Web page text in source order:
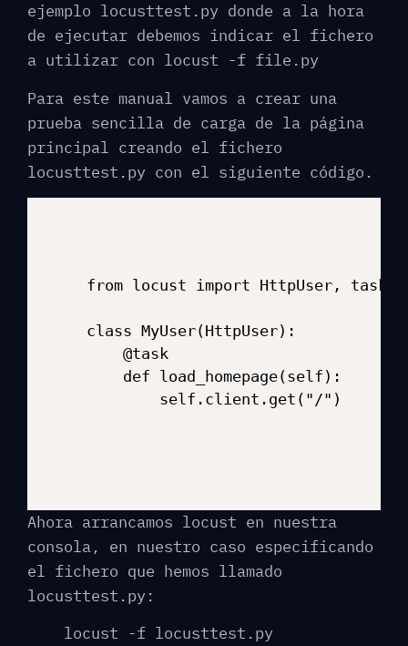
ejemplo locusttest.py donde a la hora
de ejecutar debemos indicar el fichero
a utilizar con locust -f file.py
Para este manual vamos a crear una
prueba sencilla de carga de la página
principal creando el fichero
locusttest.py con el siguiente código.
from locust import HttpUser, task
class MyUser(HttpUser):
    @task
    def load_homepage(self):
        self.client.get("/")
Ahora arrancamos locust en nuestra
consola, en nuestro caso especificando
el fichero que hemos llamado
locusttest.py:
locust -f locusttest.py